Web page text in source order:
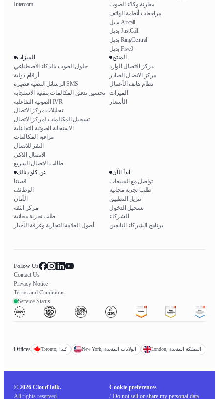
Intercom
مقارنة وكلاء الصوت
مراجعات أنظمة الهاتف
بديل Aircall
بديل JustCall
بديل RingCentral
بديل Five9
الميزات
حلول الصوت بالذكاء الاصطناعي
أرقام دولية
الرسائل النصية قصيرة SMS
تحسين تدفق المكالمات بتقنية الاستجابة
الصوتية التفاعلية IVR
تحليلات مركز الاتصال
تسجيل المكالمات لمركز الاتصال
الاستجابة الصوتية التفاعلية
مراقبة المكالمات
النقر للاتصال
الاتصال الذكي
طالب الاتصال السريع
المنتج
مركز الاتصال الوارد
مركز الاتصال الصادر
نظام هاتف الأعمال
الميزات
الأسعار
عن كلو دتالك
قصتنا
الوظائف
الأمان
مركز الثقة
طلب تجربة مجانية
أصول العلامة التجارية وغرفة الأخبار
ابدأ الآن
تواصل مع المبيعات
طلب تجربة مجانية
تنزيل التطبيق
تسجيل الدخول
الشركاء
برنامج الشركاء التابعين
Follow Us
Contact Us
Privacy Notice
Terms and Conditions
Service Status
Offices Toronto, كندا New York, الولايات المتحدة London, المملكة المتحدة
© 2026 CloudTalk.
All rights reserved.
Cookie preferences
/ Do not sell or share my personal data